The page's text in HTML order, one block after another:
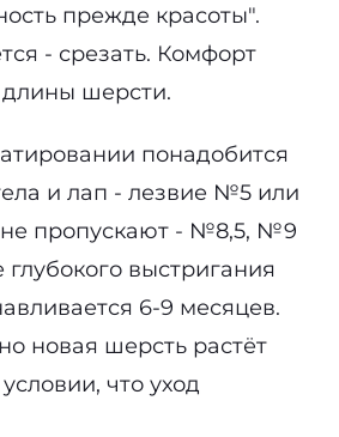
прежде красоты".
- срезать. Комфорт
шерсти.
понадобится
и лап - лезвие №5 или
пропускают - №8,5, №9
выстригания
6-9 месяцев.
новая шерсть растёт
что уход